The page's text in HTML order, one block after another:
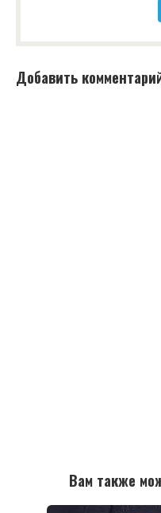
Добавить
Вам также